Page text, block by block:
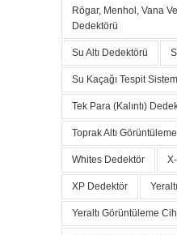
Rögar, Menhol, Vana
Dedektörü
Su Altı Dedektörü
Su Kaçağı Tespit
Tek Para (Kalıntı)
Toprak Altı
Whites Dedektör
XP Dedektör
Yeraltı Görüntüleme